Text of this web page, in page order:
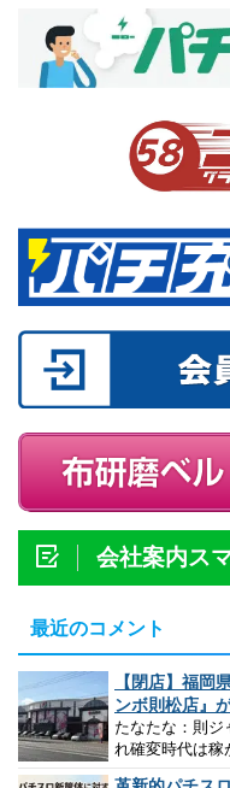
会社案内ス
最近のコメント
【閉店】福岡
ンボ則松店』
たなたな：則
れ確変時代は